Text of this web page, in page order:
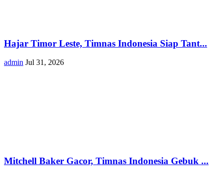
Hajar Timor Leste, Timnas Indonesia Siap Tant...
admin Jul 31, 2026
Mitchell Baker Gacor, Timnas Indonesia Gebuk ...